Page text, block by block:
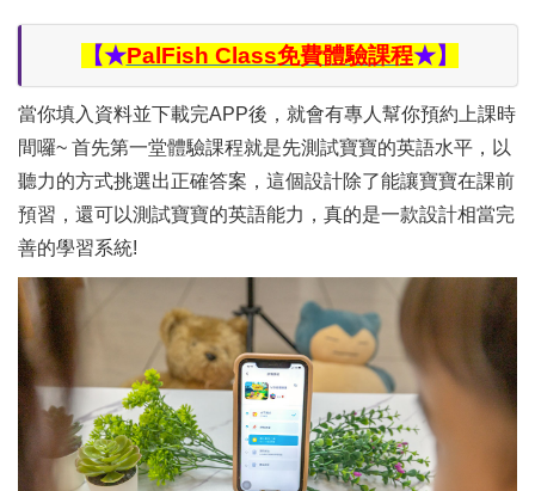
【★PalFish Class免費體驗課程★】
當你填入資料並下載完APP後，就會有專人幫你預約上課時
間囉~ 首先第一堂體驗課程就是先測試寶寶的英語水平，以
聽力的方式挑選出正確答案，這個設計除了能讓寶寶在課前
預習，還可以測試寶寶的英語能力，真的是一款設計相當完
善的學習系統!